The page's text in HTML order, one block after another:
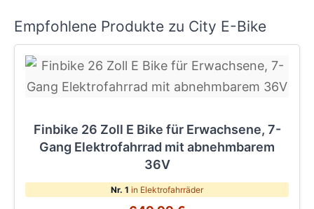
Empfohlene Produkte zu City E-Bike
Finbike 26 Zoll E Bike für Erwachsene, 7-
Gang Elektrofahrrad mit abnehmbarem
36V
Nr. 1 in Elektrofahrräder